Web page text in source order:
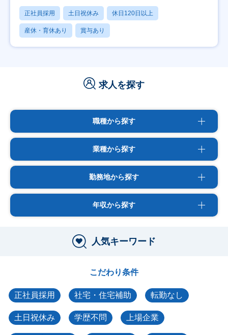
正社員採用 土日祝休み 休日120日以上
産休・育休あり 賞与あり
求人を探す
職種から探す
業種から探す
勤務地から探す
年収から探す
人気キーワード
こだわり条件
正社員採用 社宅・住宅補助 転勤なし
土日祝休み 学歴不問 上場企業